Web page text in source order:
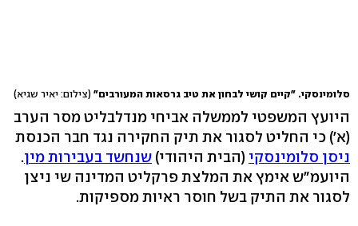
סלומינסקי. "קיים קושי לבחון את טיב גרסאות המעורבים" (צילום: יאיר שגיא)
היועץ המשפטי לממשלה אביחי מנדלבליט מסר הערב
(א') כי החליט לסגור את תיק החקירה נגד חבר הכנסת
ניסן סלומינסקי (הבית היהודי) שנחשד בעבירות מין.
היועמ"ש אימץ את המלצת פרקליט המדינה שי ניצן
לסגור את התיק בשל חוסר ראיות מספיקות.